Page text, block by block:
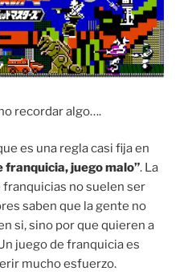
recordar algo….
es una regla casi fija en
franquicia, juego malo”. La
no suelen ser
saben que la gente no
si, sino por que quieren a
juego de franquicia es
mucho esfuerzo.